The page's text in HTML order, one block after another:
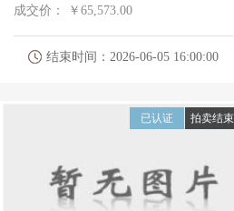
成交价： ￥65,573.00
结束时间：2026-06-05 16:00:00
拍卖结束
已认证